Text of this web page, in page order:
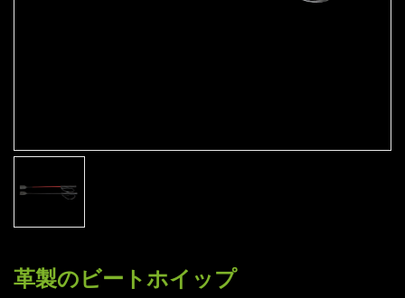
革製のビートホイップ